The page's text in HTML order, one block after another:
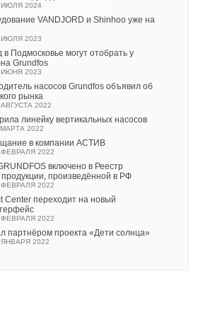
2024
VANDJORD и Shinhoo уже на
2023
Подмосковье могут отобрать у
Grundfos
2023
насосов Grundfos объявил об
рынка
2022
линейку вертикальных насосов
2022
в компании АСТИВ
2022
включено в Реестр
произведённой в РФ
2022
Center переходит на новый
2022
партнёром проекта «Дети солнца»
2022
укомплектованы учебные классы
ГРО, где также регулярно
по оборудованию BAXI.
желают проверить свои
и водонагревательного оборудования
на своем сайте онлайн-
успешного прохождения
по почте Сертификат BAXI.
в программное обеспечение
балансировочные клапаны
2023
любое землетрясение
2023
расширил список продукции
МИНПРОМТОРГА
2023
завод
2023
линейку обратных клапанов
CVS18
2023
арматуры АДЛ - стальные
серии ГРАНВЕНТ
2023
новый продукт в своей
арматура Andrex
2022
2015